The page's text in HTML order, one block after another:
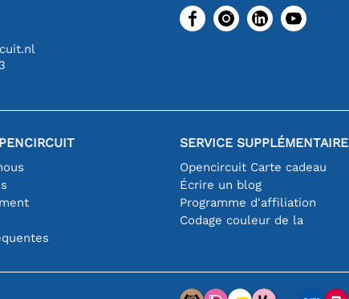
SERVICE SUPPLÉMENTAIRE
Opencircuit Carte cadeau
Écrire un blog
Programme d'affiliation
Codage couleur de la